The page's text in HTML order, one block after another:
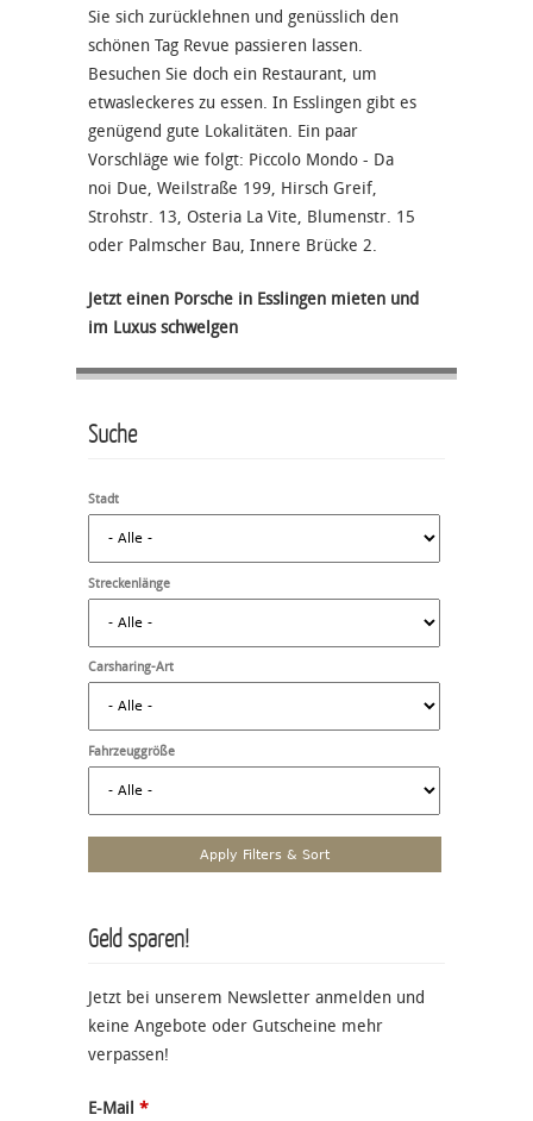
Sie sich zurücklehnen und genüsslich den
schönen Tag Revue passieren lassen.
Besuchen Sie doch ein Restaurant, um
etwasleckeres zu essen. In Esslingen gibt es
genügend gute Lokalitäten. Ein paar
Vorschläge wie folgt: Piccolo Mondo - Da
noi Due, Weilstraße 199, Hirsch Greif,
Strohstr. 13, Osteria La Vite, Blumenstr. 15
oder Palmscher Bau, Innere Brücke 2.
Jetzt einen Porsche in Esslingen mieten und
im Luxus schwelgen
Suche
Stadt
Streckenlänge
Carsharing-Art
Fahrzeuggröße
Geld sparen!
Jetzt bei unserem Newsletter anmelden und
keine Angebote oder Gutscheine mehr
verpassen!
E-Mail *